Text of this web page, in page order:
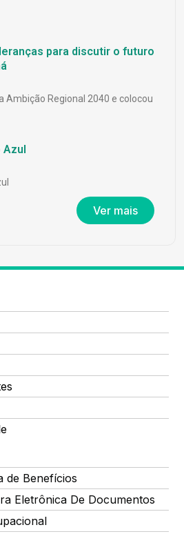
para discutir o futuro
Ambição Regional 2040 e colocou
Azul
Ver mais
de Benefícios
Eletrônica De Documentos